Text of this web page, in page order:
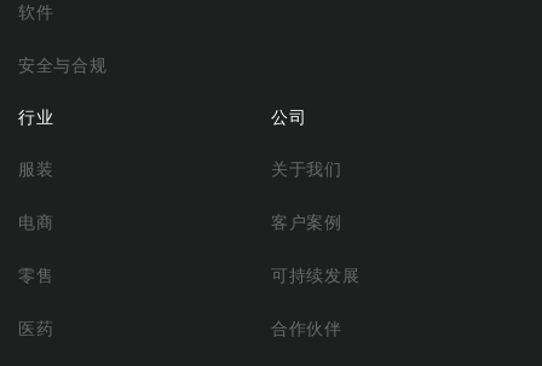
软件
安全与合规
行业
服装
电商
零售
医药
公司
关于我们
客户案例
可持续发展
合作伙伴